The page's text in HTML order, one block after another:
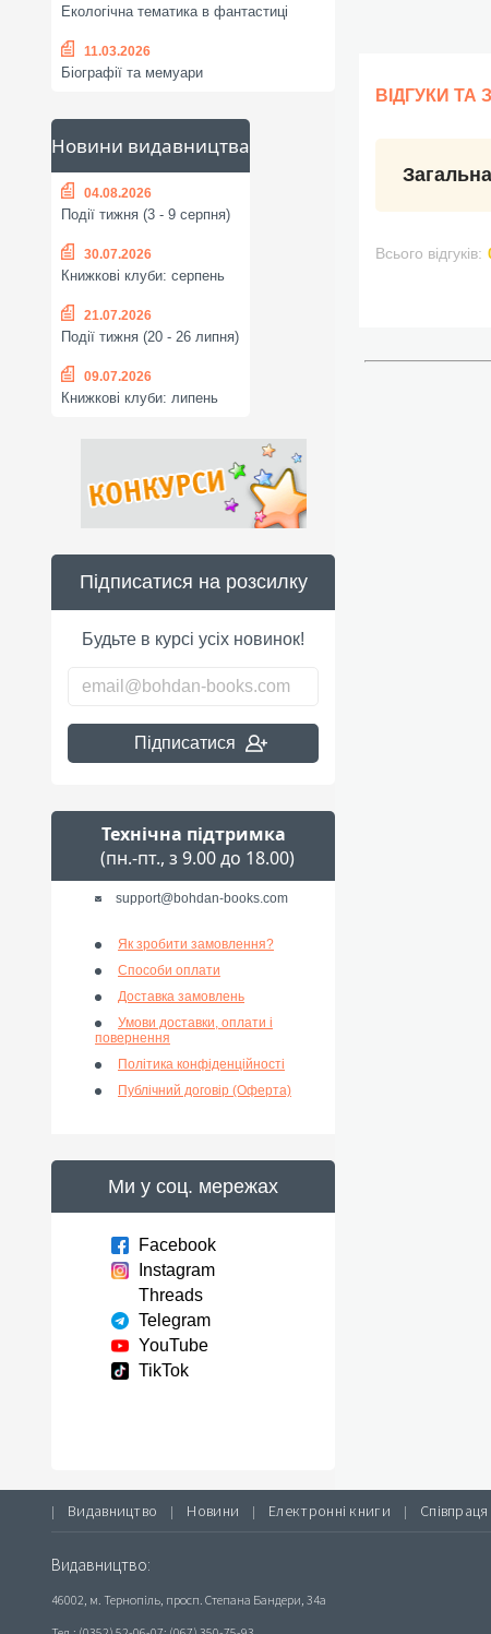
Екологічна тематика в фантастиці
11.03.2026
Біографії та мемуари
Новини видавництва
04.08.2026
Події тижня (3 - 9 серпня)
30.07.2026
Книжкові клуби: серпень
21.07.2026
Події тижня (20 - 26 липня)
09.07.2026
Книжкові клуби: липень
Підписатися на розсилку
Будьте в курсі усіх новинок!
Підписатися
Технічна підтримка
(пн.-пт., з 9.00 до 18.00)
support@bohdan-books.com
Як зробити замовлення?
Способи оплати
Доставка замовлень
Умови доставки, оплати і
повернення
Політика конфіденційності
Публічний договір (Оферта)
Ми у соц. мережах
Facebook
Instagram
Threads
Telegram
YouTube
TikTok
ВІДГУКИ ТА
Всього відгуків:
| Видавництво | Новини | Електронні книги | Співпраця
Видавництво:
46002, м. Тернопіль, просп. Степана Бандери, 34а